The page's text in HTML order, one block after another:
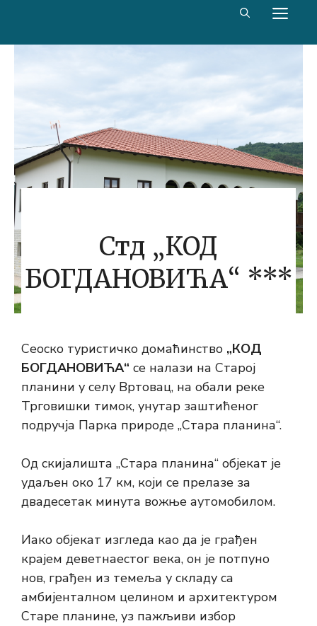
цонтент
Стд „КОД
БОГДАНОВИЋА“ ***
Сеоско туристичко домаћинство „КОД
БОГДАНОВИЋА“ се налази на Старој
планини у селу Вртовац, на обали реке
Трговишки тимок, унутар заштићеног
подручја Парка природе „Стара планина“.
Од скијалишта „Стара планина“ објекат је
удаљен око 17 км, који се прелазе за
двадесетак минута вожње аутомобилом.
Иако објекат изгледа као да је грађен
крајем деветнаестог века, он је потпуно
нов, грађен из темеља у складу са
амбијенталном целином и архитектуром
Старе планине, уз пажљиви избор